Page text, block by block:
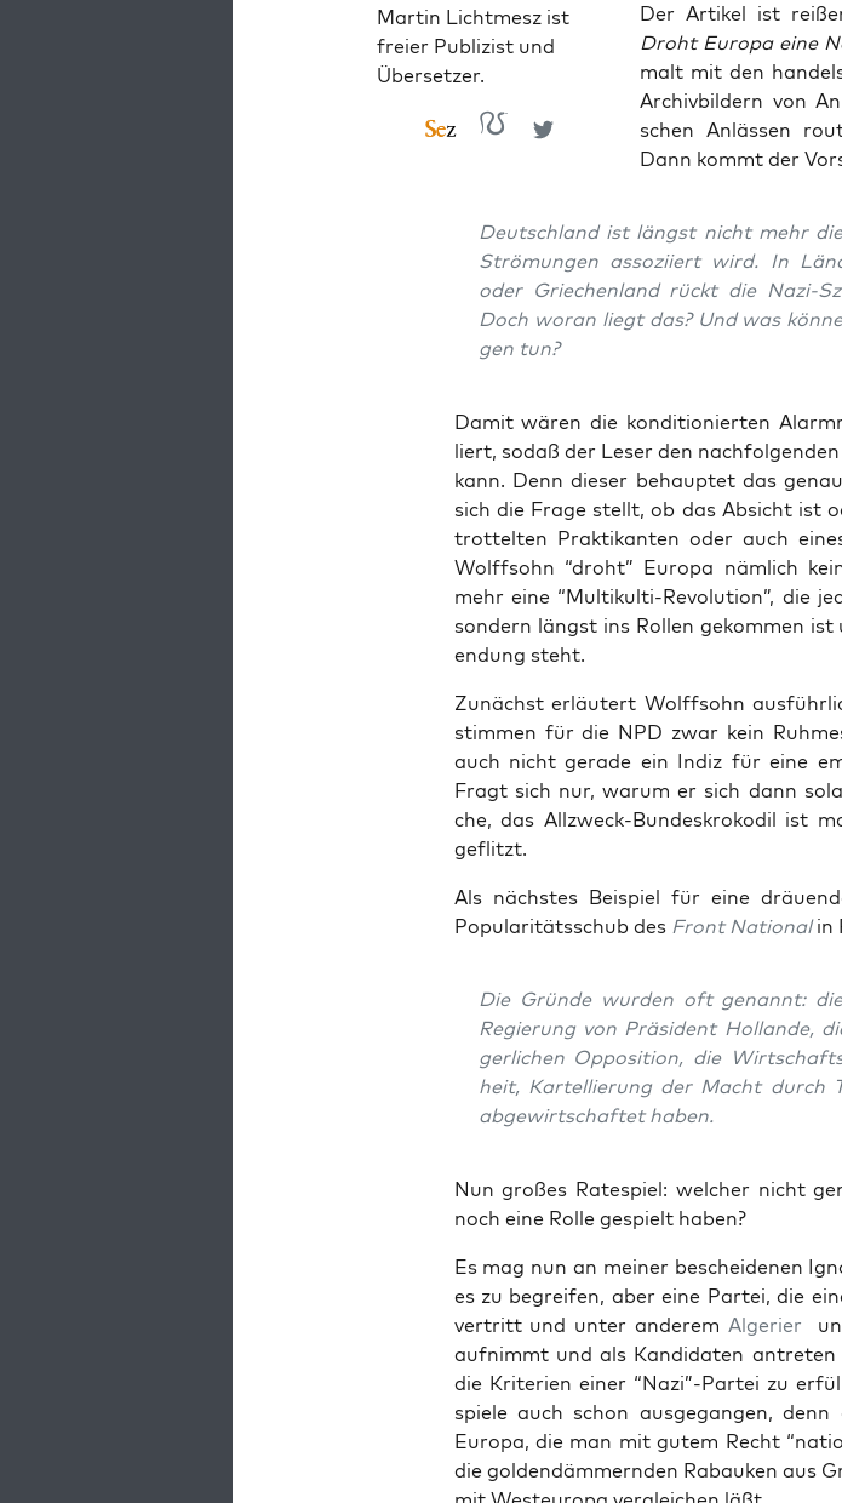
Martin Lichtmesz ist
freier Publizist und
Übersetzer.
Der Arti­kel ist
Droht Euro­pa eine
malt mit den
Archivbildern von
schen Anläs­sen
Dann kommt der
Deutsch­land ist längst nicht mehr
Strö­mun­gen asso­zi­iert wird. In
oder Grie­chen­land rückt die Nazi-
Doch wor­an liegt das? Und was
gen tun?
Damit wären die kon­di­tio­nier­ten
liert, sodaß der Leser den
kann. Denn die­ser behaup­tet das
sich die Fra­ge stellt, ob das Absicht ist
trot­tel­ten Prak­ti­kan­ten oder auch
Wolff­sohn “droht” Euro­pa näm­lich
mehr eine “Mul­ti­kul­ti-Revo­lu­ti­on”, die
son­dern längst ins Rol­len gekom­men
endung steht.
Zunächst erläu­tert Wolff­sohn
stim­men für die NPD zwar kein
auch nicht gera­de ein Indiz für eine
Fragt sich nur, war­um er sich dann
che, das All­zweck-Bun­des­kro­ko­dil ist
geflitzt.
Als nächs­tes Bei­spiel für eine
Popu­la­ri­täts­schub des Front Natio­nalin
Die Grün­de wur­den oft genannt:
Regie­rung von Prä­si­dent Hol­lan­de,
ger­li­chen Oppo­si­ti­on, die
heit, Kar­tel­lie­rung der Macht durch
abge­wirt­schaf­tet haben.
Nun gro­ßes Rate­spiel: wel­cher nicht
noch eine Rol­le gespielt haben?
Es mag nun an mei­ner beschei­de­nen
es zu begrei­fen, aber eine Par­tei, die
ver­tritt und unter ande­rem Alge­ri­er
auf­nimmt und als Kan­di­da­ten
die Kri­te­ri­en einer “Nazi”-Partei zu
spie­le auch schon aus­ge­gan­gen,
Euro­pa, die man mit gutem Recht
die gol­den­däm­mern­den Rabau­ken aus